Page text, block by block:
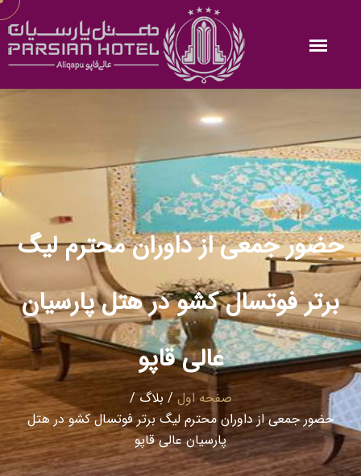
حضور جمعی از داوران محترم لیگ
برتر فوتسال کشو در هتل پارسیان
عالی قاپو
صفحه اول / بلاگ /
حضور جمعی از داوران محترم لیگ برتر فوتسال کشو در هتل
پارسیان عالی قاپو